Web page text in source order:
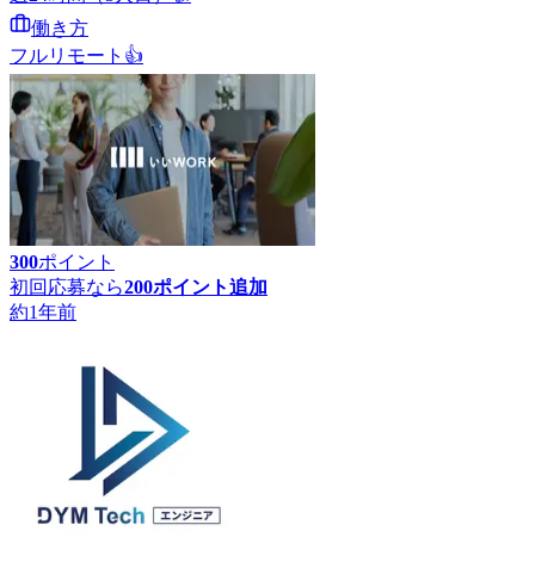
働き方
フルリモート 👍
300ポイント
初回応募なら200ポイント追加
約1年前